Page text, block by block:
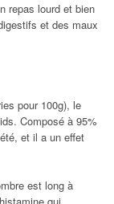
repas lourd et bien
et des maux
pour 100g), le
Composé à 95%
et il a un effet
est long à